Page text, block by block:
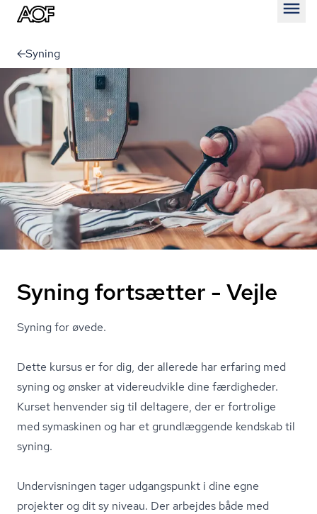
Syning
Syning fortsætter - Vejle
Syning for øvede.
Dette kursus er for dig, der allerede har erfaring med
syning og ønsker at videreudvikle dine færdigheder.
Kurset henvender sig til deltagere, der er fortrolige
med symaskinen og har et grundlæggende kendskab til
syning.
Undervisningen tager udgangspunkt i dine egne
projekter og dit sy niveau. Der arbejdes både med